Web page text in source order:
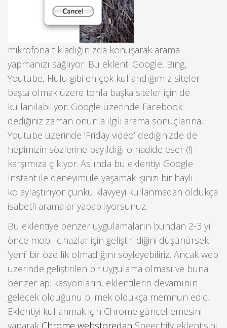
mikrofona tıkladığınızda konuşarak arama
yapmanızı sağlıyor. Bu eklenti Google, Bing,
Youtube, Hulu gibi en çok kullandığımız siteler
başta olmak üzere tonla başka siteler için de
kullanılabiliyor. Google üzerinde Facebook
dediğiniz zaman onunla ilgili arama sonuçlarına,
Youtube üzerinde ‘Friday video’ dediğinizde de
hepimizin sözlerine bayıldığı o nadide eser (!)
karşımıza çıkıyor. Aslında bu eklentiyi Google
Instant ile deneyimi ile yaşamak işinizi bir hayli
kolaylaştırıyor çünkü klavyeyi kullanmadan oldukça
isabetli aramalar yapabiliyorsunuz.
Bu eklentiye benzer uygulamaların bundan 2-3 yıl
önce mobil cihazlar için geliştirildiğini düşünürsek
‘yeni’ bir özellik olmadığını söyleyebiliriz. Ancak web
üzerinde geliştirilen bir uygulama olması ve buna
benzer aplikasyonların, eklentilerin devamının
gelecek olduğunu bilmek oldukça memnun edici.
Eklentiyi kullanmak için Chrome güncellemesini
yaparak Chrome webstoredan Speechify eklentisini